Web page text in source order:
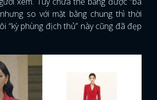
so với mặt bằng chung thì thời
“kỳ phùng địch thủ” này cũng đã đẹp